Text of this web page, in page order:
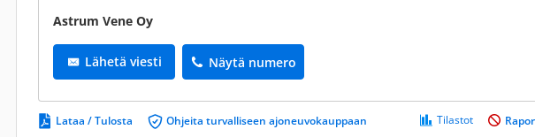
Astrum Vene Oy
Lähetä viesti Näytä numero
Lataa / Tulosta Ohjeita turvalliseen ajoneuvokauppaan Tilastot